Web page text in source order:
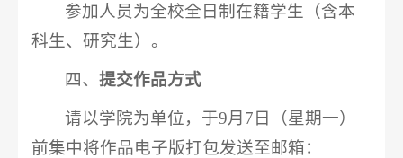
参加人员为全校全日制在籍学生（含本
科生、研究生）。
四、提交作品方式
请以学院为单位，于9月7日（星期一）
前集中将作品电子版打包发送至邮箱：